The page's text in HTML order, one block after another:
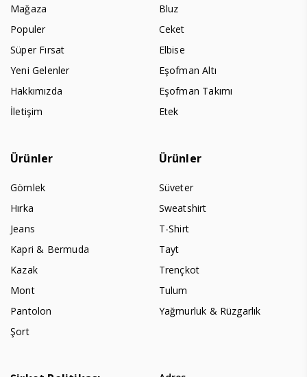
Mağaza
Populer
Süper Fırsat
Yeni Gelenler
Hakkımızda
İletişim
Bluz
Ceket
Elbise
Eşofman Altı
Eşofman Takımı
Etek
Ürünler
Gömlek
Hırka
Jeans
Kapri & Bermuda
Kazak
Mont
Pantolon
Şort
Ürünler
Süveter
Sweatshirt
T-Shirt
Tayt
Trençkot
Tulum
Yağmurluk & Rüzgarlık